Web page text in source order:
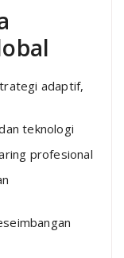
adaptif,
teknologi
profesional